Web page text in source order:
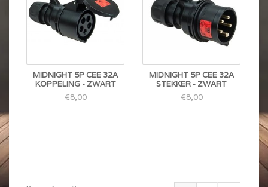
MIDNIGHT 5P CEE 32A
KOPPELING - ZWART
€8,00
MIDNIGHT 5P CEE 32A
STEKKER - ZWART
€8,00